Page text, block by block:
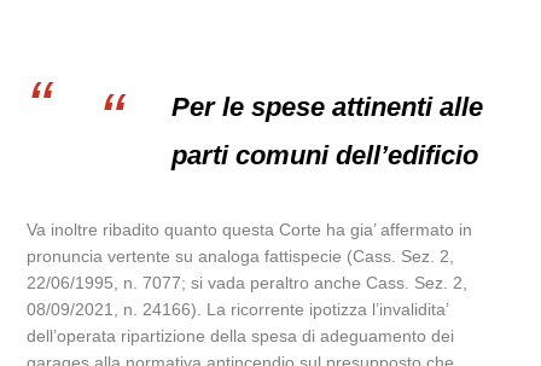
Per le spese attinenti alle
parti comuni dell’edificio
Va inoltre ribadito quanto questa Corte ha gia’ affermato in
pronuncia vertente su analoga fattispecie (Cass. Sez. 2,
22/06/1995, n. 7077; si vada peraltro anche Cass. Sez. 2,
08/09/2021, n. 24166). La ricorrente ipotizza l’invalidita’
dell’operata ripartizione della spesa di adeguamento dei